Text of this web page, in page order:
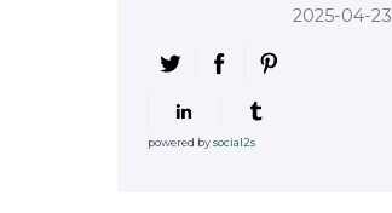
2025-04-23
powered bysocial2s